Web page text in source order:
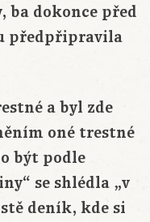
ba dokonce před
předpřipravila
a byl zde
oné trestné
být podle
se shlédla „v
deník, kde si